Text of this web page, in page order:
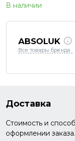
В наличии
ABSOLUK
Все товары бренда
Доставка
Стоимость и
оформлении заказа.